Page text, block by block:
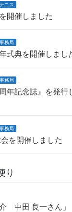
テニス
開催しました
事務局
式典を開催しまし
事務局
年記念誌』を発行
事務局
を開催しました
り
中田 良一さん」